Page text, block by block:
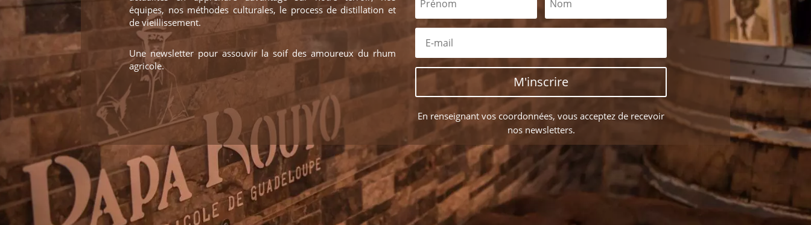
équipes, nos méthodes culturales, le process de distillation et
de vieillissement.
Une newsletter pour assouvir la soif des amoureux du rhum
agricole.
M'inscrire
En renseignant vos coordonnées, vous acceptez de recevoir
nos newsletters.